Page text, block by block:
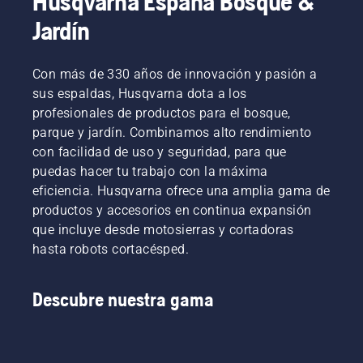
vídeo
corto
comprobar
que el
sistema
lubricación
de la
cadena
de tu
motosierra
funciona
correctamente.
primero
el nivel
equipo
más
exigentes.
Jardín
Con más de 330 años de innovación y pasión a
sus espaldas, Husqvarna dota a los
profesionales de productos para el bosque,
parque y jardín. Combinamos alto rendimiento
con facilidad de uso y seguridad, para que
puedas hacer tu trabajo con la máxima
eficiencia. Husqvarna ofrece una amplia gama de
productos y accesorios en continua expansión
que incluye desde motosierras y cortadoras
hasta robots cortacésped.
Descubre nuestra gama